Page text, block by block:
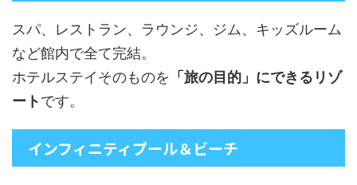
スパ、レストラン、ラウンジ、ジム、キッズルーム
など館内で全て完結。
ホテルステイそのものを 「旅の目的」にできるリゾ
ートです。
インフィニティプール＆ビーチ